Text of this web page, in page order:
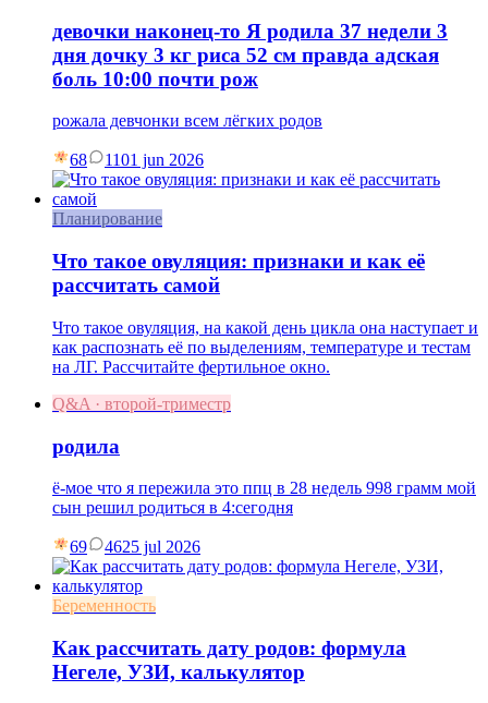
девочки наконец-то Я родила 37 недели 3
дня дочку 3 кг риса 52 см правда адская
боль 10:00 почти рож
рожала девчонки всем лёгких родов
68 1101 jun 2026
Планирование
Что такое овуляция: признаки и как её
рассчитать самой
Что такое овуляция, на какой день цикла она наступает и
как распознать её по выделениям, температуре и тестам
на ЛГ. Рассчитайте фертильное окно.
Q&A · второй-триместр
родила
ё-мое что я пережила это ппц в 28 недель 998 грамм мой
сын решил родиться в 4:сегодня
69 4625 jul 2026
Беременность
Как рассчитать дату родов: формула
Негеле, УЗИ, калькулятор